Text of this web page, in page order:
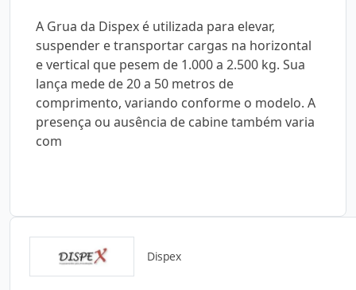
A Grua da Dispex é utilizada para elevar,
suspender e transportar cargas na horizontal
e vertical que pesem de 1.000 a 2.500 kg. Sua
lança mede de 20 a 50 metros de
comprimento, variando conforme o modelo. A
presença ou ausência de cabine também varia
com
Dispex
Catálogos para Download